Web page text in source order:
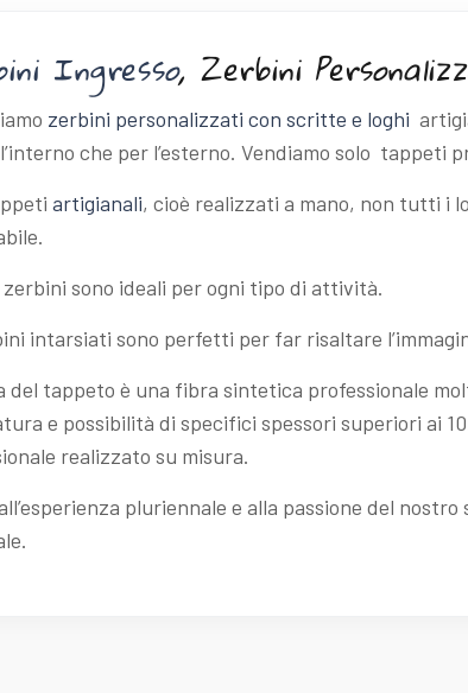
Ingresso, Zerbini
zerbini personalizzati con scritte e loghi
che per l’esterno. Vendiamo solo tappeti
artigianali, cioè realizzati a mano, non tutti i
sono ideali per ogni tipo di attività.
intarsiati sono perfetti per far risaltare
del tappeto è una fibra sintetica professionale
e possibilità di specifici spessori superiori ai
realizzato su misura.
pluriennale e alla passione del